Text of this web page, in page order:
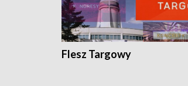
Flesz Targowy